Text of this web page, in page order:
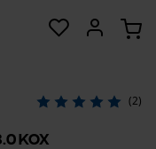
(2)
KOX